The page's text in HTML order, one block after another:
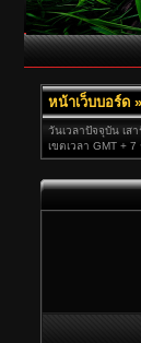
หน้าเว็บบอร์ด »
วันเวลาปัจจุบัน เส
เขตเวลา GMT + 7